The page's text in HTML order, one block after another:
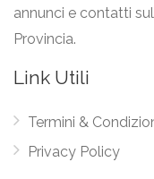
annunci e contatti
Provincia.
Link Utili
Termini &
Privacy Policy